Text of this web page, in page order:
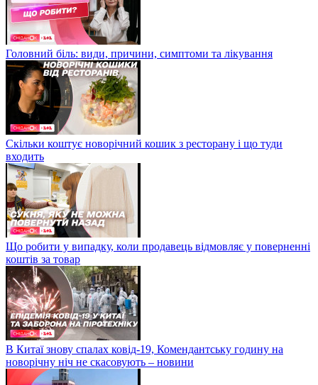
Головний біль: види, причини, симптоми та лікування
Скільки коштує новорічний кошик з ресторану і що туди
входить
Що робити у випадку, коли продавець відмовляє у поверненні
коштів за товар
В Китаї знову спалах ковід-19, Комендантську годину на
новорічну ніч не скасовують – новини